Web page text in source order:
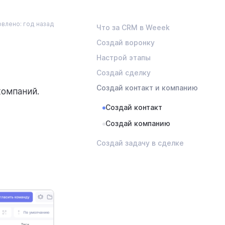
год назад
Что за CRM в Weeek
Создай воронку
Настрой этапы
Создай сделку
Создай контакт и компанию
Создай контакт
Создай компанию
Создай задачу в сделке